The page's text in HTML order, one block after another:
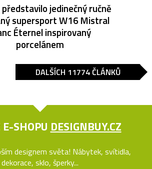
jedinečný ručně
supersport W16 Mistral
Éternel inspirovaný
porcelánem
DALŠÍCH 11774 ČLÁNKŮ
SHOPU DESIGNBUY.CZ
designem světa! Nábytek, svítidla,
dekorace, sklo, šperky...